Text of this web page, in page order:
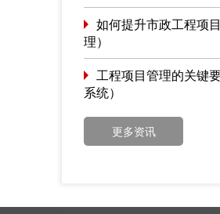
如何提升市政工程项
理）
工程项目管理的关键
系统）
更多资讯